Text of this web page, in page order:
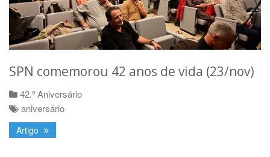
SPN comemorou 42 anos de vida (23/nov)
42.º Aniversário
aniversário
Artigo